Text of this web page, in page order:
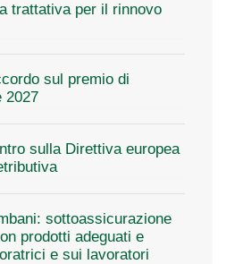
trattativa per il rinnovo
sul premio di
2027
sulla Direttiva europea
sottoassicurazione
prodotti adeguati e
e sui lavoratori